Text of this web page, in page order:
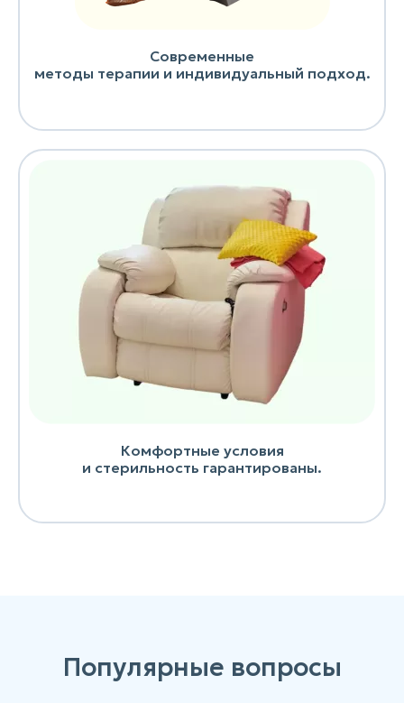
Современные
методы терапии и индивидуальный подход.
Комфортные условия
и стерильность гарантированы.
Популярные вопросы